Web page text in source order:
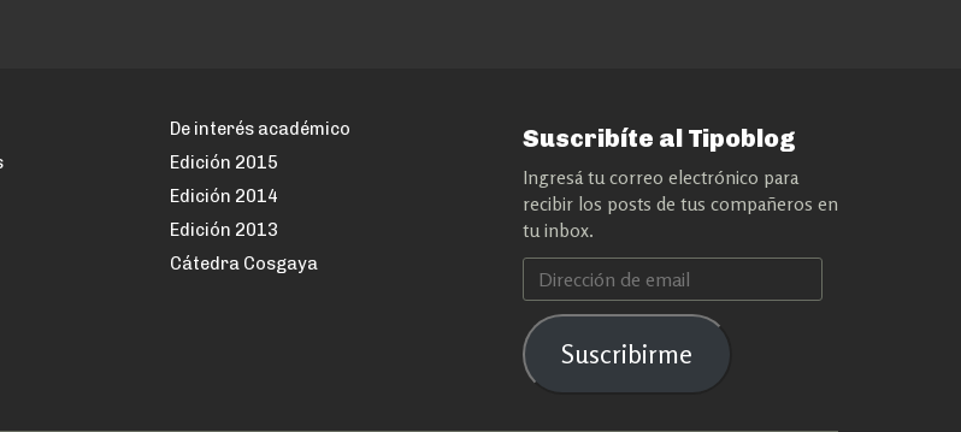
De interés académico
Edición 2015
Edición 2014
Edición 2013
Cátedra Cosgaya
Suscribíte al Tipoblog
Ingresá tu correo electrónico para
recibir los posts de tus compañeros en
tu inbox.
Dirección
de
email
Suscribirme